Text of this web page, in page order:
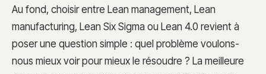
Au fond, choisir entre Lean management, Lean
manufacturing, Lean Six Sigma ou Lean 4.0 revient à
poser une question simple : quel problème voulons-
nous mieux voir pour mieux le résoudre ? La meilleure